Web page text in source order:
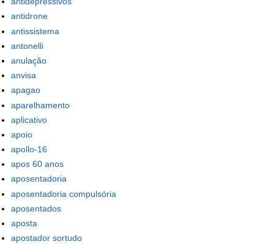
antidrone
antissistema
antonelli
anulação
anvisa
apagao
aparelhamento
aplicativo
apoio
apollo-16
apos 60 anos
aposentadoria
aposentadoria compulsória
aposentados
aposta
apostador sortudo